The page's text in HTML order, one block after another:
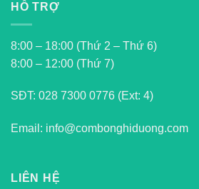
HỖ TRỢ
8:00 – 18:00 (Thứ 2 – Thứ 6)
8:00 – 12:00 (Thứ 7)
SĐT: 028 7300 0776 (Ext: 4)
Email: info@combonghiduong.com
LIÊN HỆ